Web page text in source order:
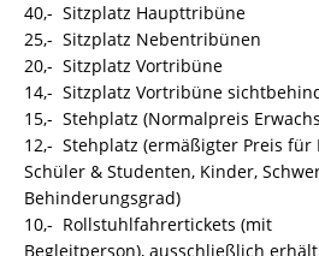
40,-  Sitzplatz Haupttribüne
25,-  Sitzplatz Nebentribünen
20,-  Sitzplatz Vortribüne
14,-  Sitzplatz Vortribüne
15,-  Stehplatz (Normalpreis
12,-  Stehplatz (ermäßigter Preis
Schüler & Studenten, Kinder,
Behinderungsgrad)
10,-  Rollstuhlfahrertickets (mit
Begleitperson), ausschließlich